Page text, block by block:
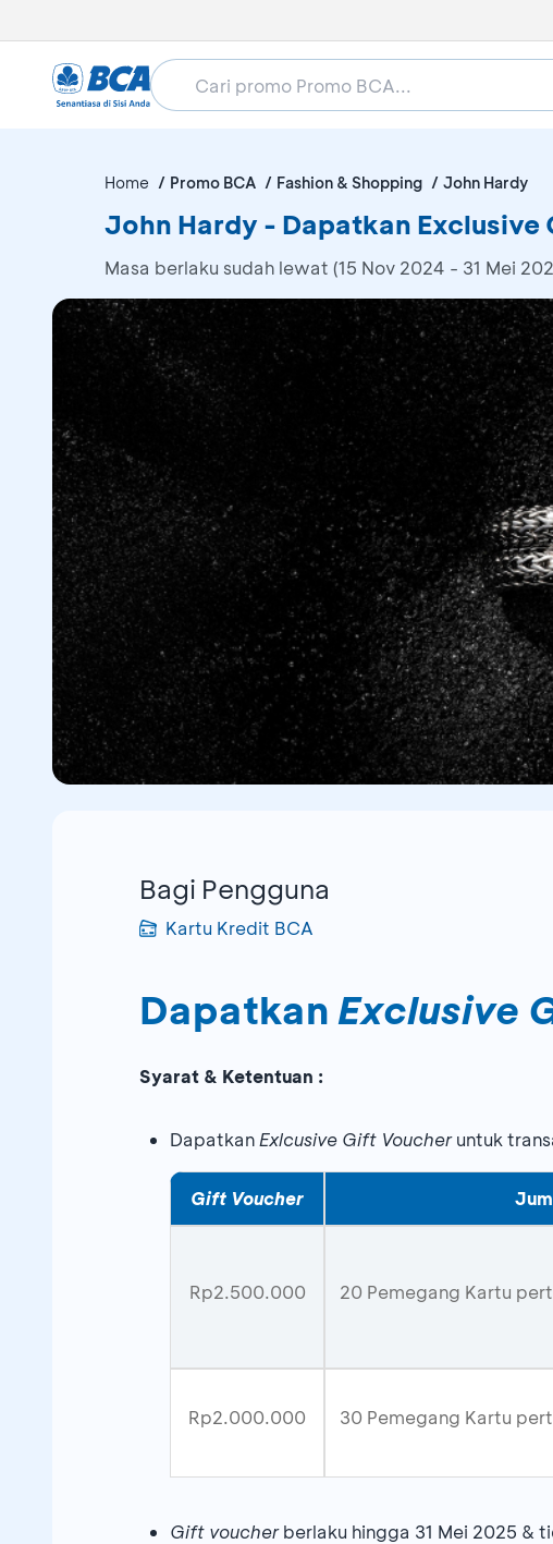
Home Promo BCA Fashion & Shopping John Hardy
John Hardy - Dapatkan
Masa berlaku sudah lewat (15 Nov 2024 - 31 Mei
Bagi Pengguna
Kartu Kredit BCA
Dapatkan Exclusive
Syarat & Ketentuan :
DapatkanExlcusive Gift Voucheruntuk
Gift Voucher
Rp2.500.000 20 Pemegang Kartu
Rp2.000.000 30 Pemegang Kartu
Gift voucherberlaku hingga 31 Mei 2025 &